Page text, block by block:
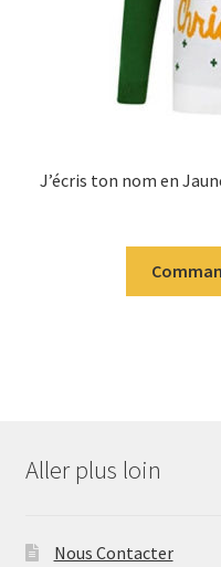
J’écris ton nom en
Aller plus loin
Nous Contacter